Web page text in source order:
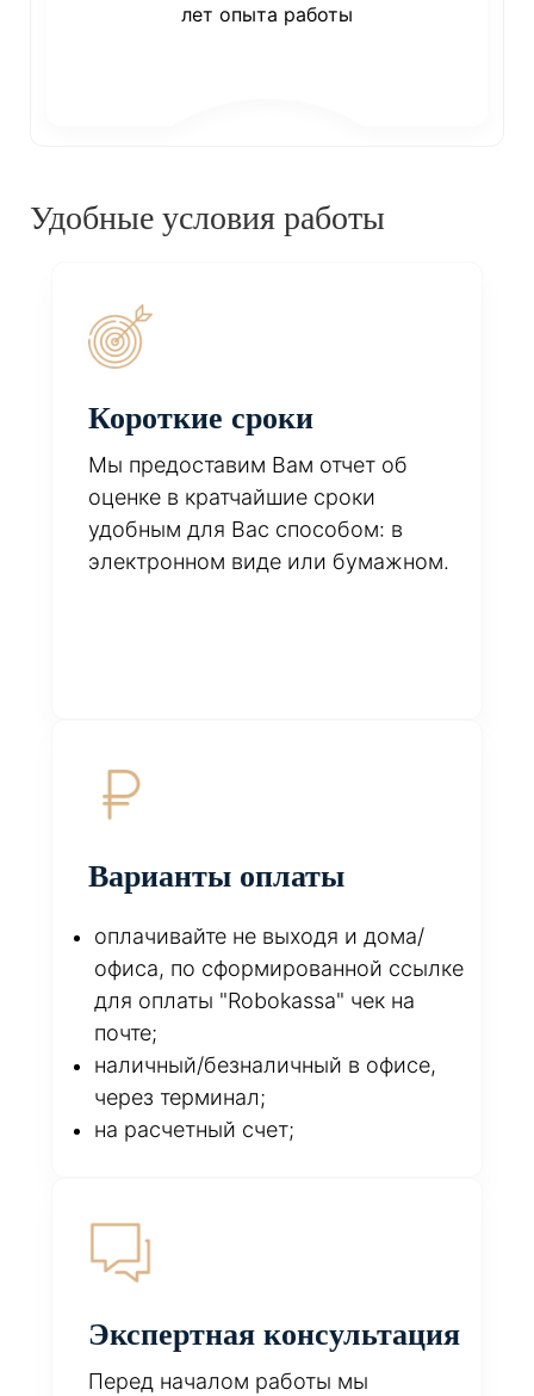
лет опыта работы
Удобные условия работы
Короткие сроки
Мы предоставим Вам отчет об
оценке в кратчайшие сроки
удобным для Вас способом: в
электронном виде или бумажном.
Варианты оплаты
оплачивайте не выходя и дома/
офиса, по сформированной ссылке
для оплаты "Robokassa" чек на
почте;
наличный/безналичный в офисе,
через терминал;
на расчетный счет;
Экспертная консультация
Перед началом работы мы